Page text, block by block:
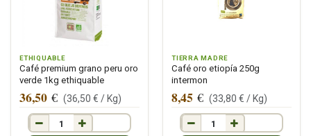
ETHIQUABLE
Café premium grano peru oro
verde 1kg ethiquable
36,50 € (36,50 € / Kg)
TIERRA MADRE
Café oro etiopía 250g
intermon
8,45 € (33,80 € / Kg)